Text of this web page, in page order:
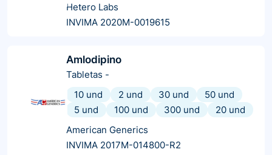
Hetero Labs
INVIMA 2020M-0019615
Amlodipino
Tabletas -
10 und
2 und 30 und
50 und
5 und
100 und 300 und
20 und
American Generics
INVIMA 2017M-014800-R2